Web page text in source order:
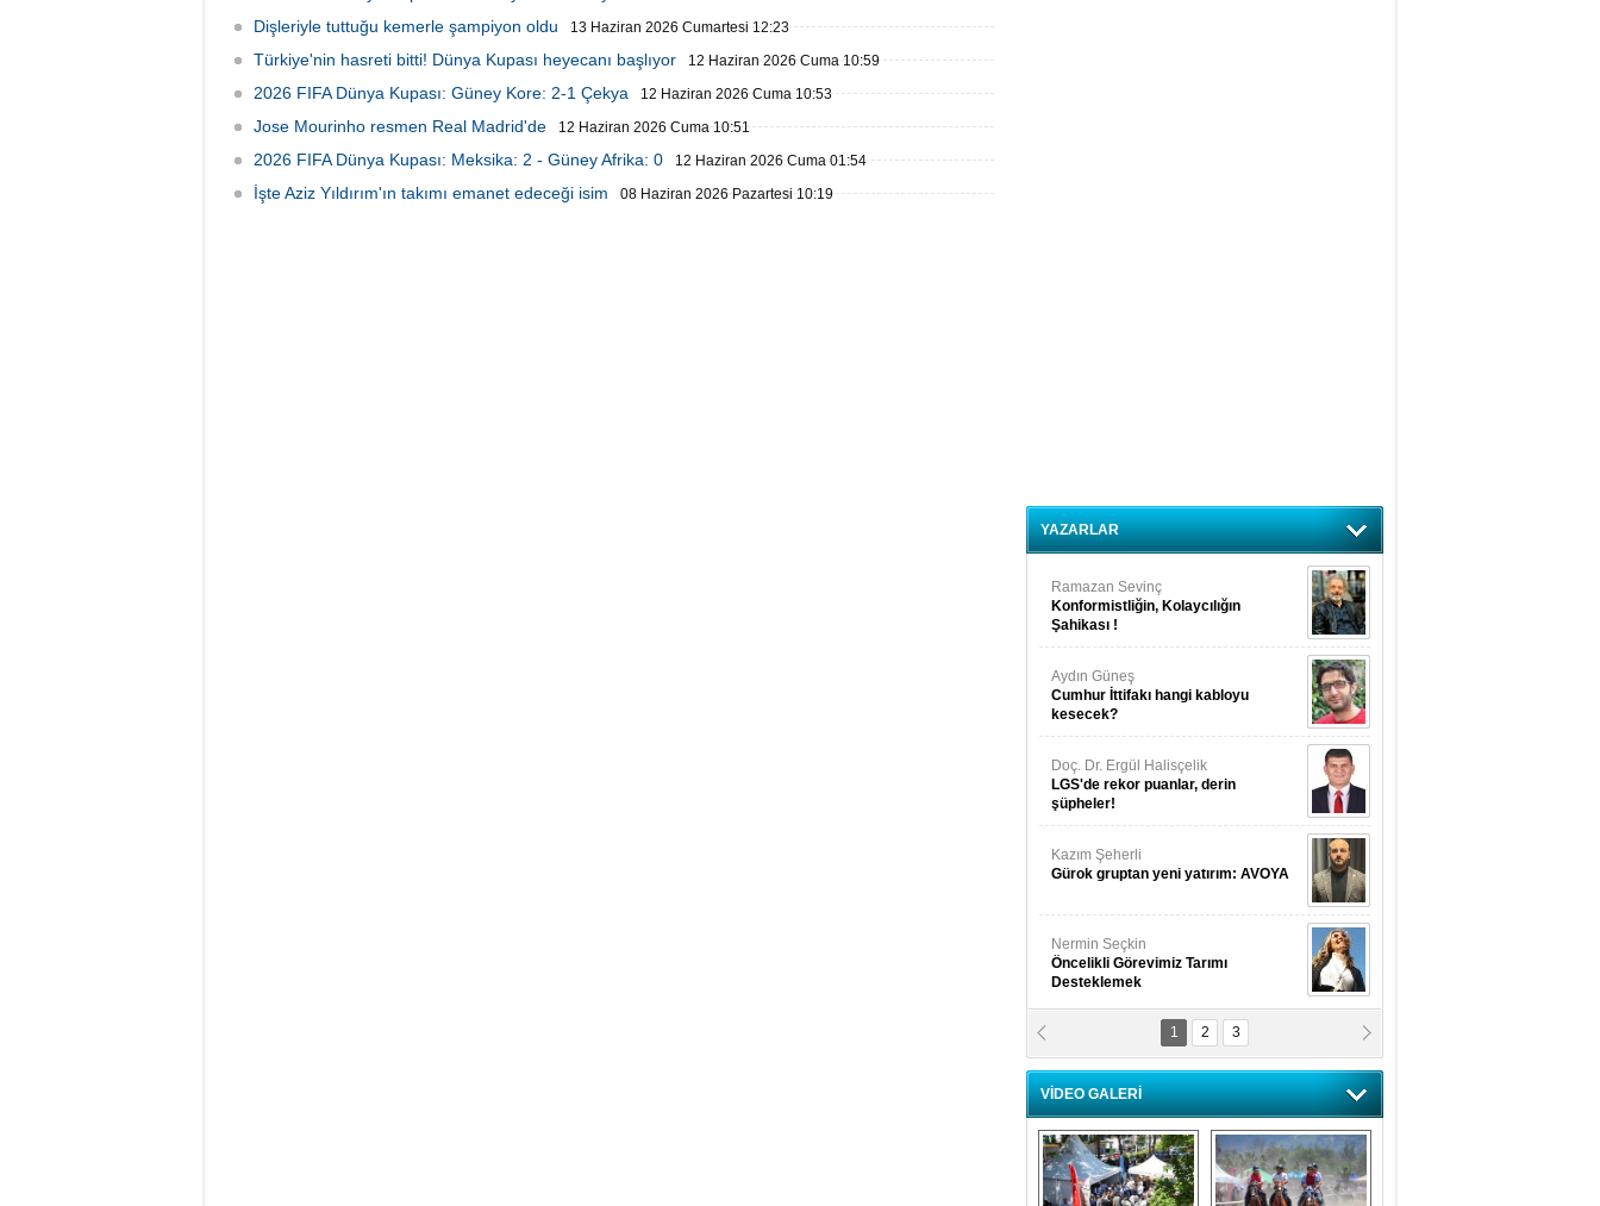
Dişleriyle tuttuğu kemerle şampiyon oldu 13 Haziran 2026 Cumartesi 12:23
Türkiye'nin hasreti bitti! Dünya Kupası heyecanı başlıyor 12 Haziran 2026 Cuma 10:59
2026 FIFA Dünya Kupası: Güney Kore: 2-1 Çekya 12 Haziran 2026 Cuma 10:53
Jose Mourinho resmen Real Madrid'de 12 Haziran 2026 Cuma 10:51
2026 FIFA Dünya Kupası: Meksika: 2 - Güney Afrika: 0 12 Haziran 2026 Cuma 01:54
İşte Aziz Yıldırım'ın takımı emanet edeceği isim 08 Haziran 2026 Pazartesi 10:19
YAZARLAR
Ramazan Sevinç
Konformistliğin, Kolaycılığın
Şahikası !
Aydın Güneş
Cumhur İttifakı hangi kabloyu
kesecek?
Doç. Dr. Ergül Halisçelik
LGS'de rekor puanlar, derin
şüpheler!
Kazım Şeherli
Gürok gruptan yeni yatırım: AVOYA
Nermin Seçkin
Öncelikli Görevimiz Tarımı
Desteklemek
Nilüfer Menekli Buzcular
Siz Hiç Kelebeklerin Sesini
Duydunuz Mu?
1 2 3
VİDEO GALERİ